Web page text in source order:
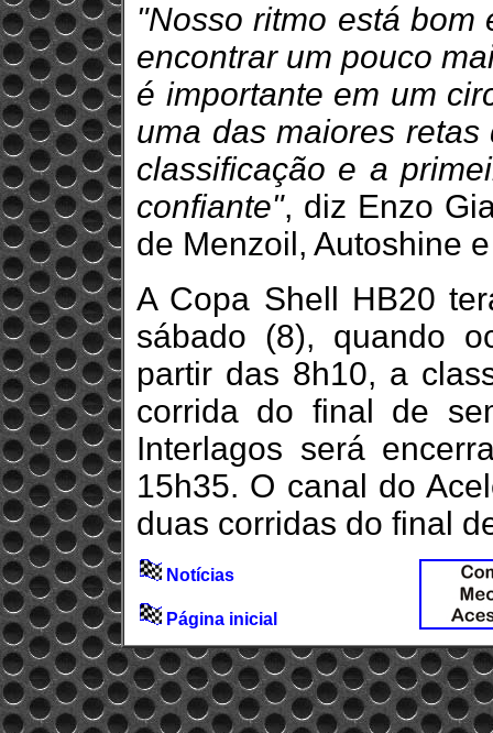
"Nosso ritmo está bom
encontrar um pouco
é importante em um
uma das maiores
classificação e a
confiante", diz Enzo
de Menzoil, Autoshine
A Copa Shell HB20
sábado (8), quando
partir das 8h10, a
corrida do final de
Interlagos será
15h35. O canal do
duas corridas do final
Notícias
Página inicial